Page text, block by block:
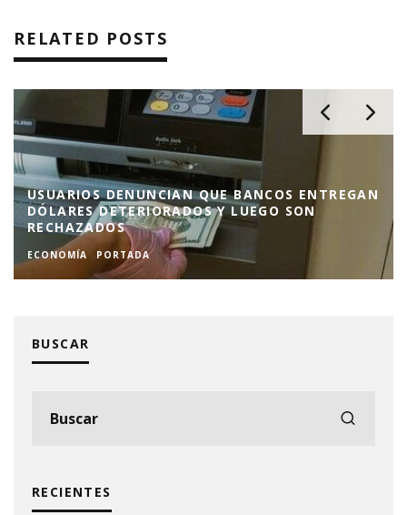
RELATED POSTS
FAMILIAS DE PESCADORES DESAPARECIDOS
CUESTIONAN FALTA DE APOYO AÉREO
COSTA CARIBE PERSONAJES PORTADA
BUSCAR
RECIENTES